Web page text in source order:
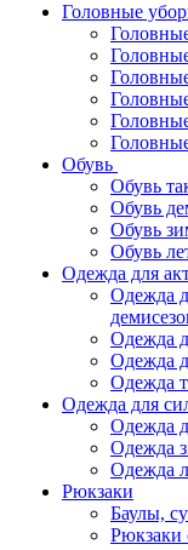
Головные
Обувь
Обувь
Обувь
Обувь
Обувь
Одежда для
Одежда
Одежда
Одежда
Одежда
Одежда для
Одежда
Одежда
Одежда
Рюкзаки
Баулы,
Рюкзаки